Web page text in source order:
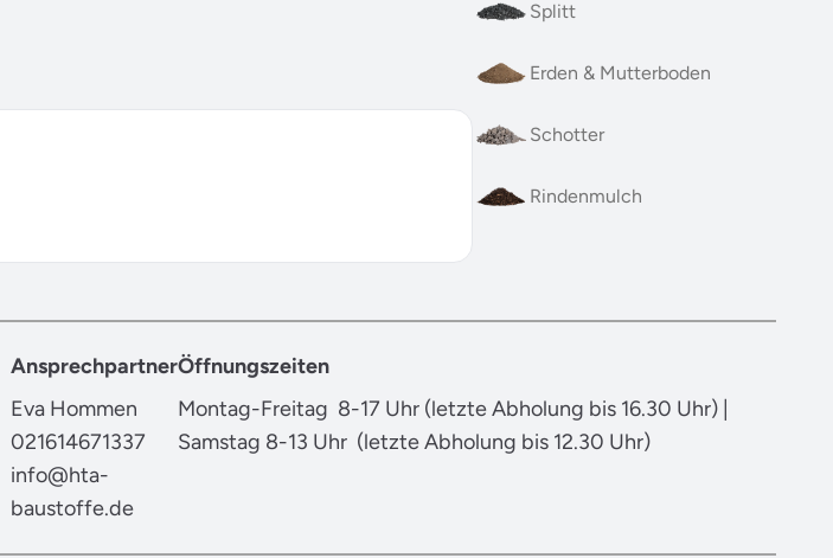
Splitt
Erden & Mutterboden
Schotter
Rindenmulch
Ansprechpartner
Eva Hommen
021614671337
info@hta-
baustoffe.de
Öffnungszeiten
Montag-Freitag 8-17 Uhr (letzte Abholung bis 16.30 Uhr) |
Samstag 8-13 Uhr (letzte Abholung bis 12.30 Uhr)